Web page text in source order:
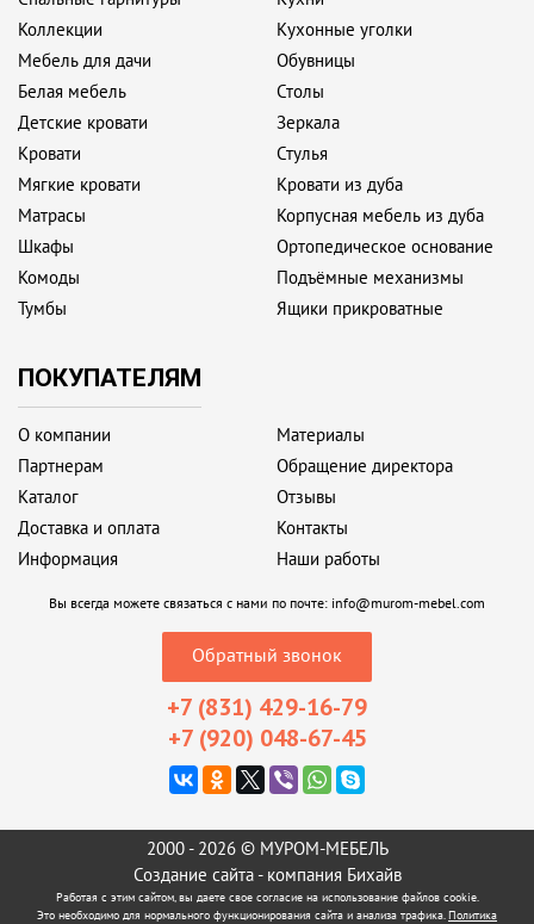
ПОКУПАТЕЛЯМ
О компании
Партнерам
Каталог
Доставка и оплата
Информация
Материалы
Обращение директора
Отзывы
Контакты
Наши работы
Коллекции
Мебель для дачи
Белая мебель
Детские кровати
Кровати
Мягкие кровати
Матрасы
Шкафы
Комоды
Тумбы
Кухонные уголки
Обувницы
Столы
Зеркала
Стулья
Кровати из дуба
Корпусная мебель из дуба
Ортопедическое основание
Подъёмные механизмы
Ящики прикроватные
Вы всегда можете связаться с нами по почте: info@murom-mebel.com
Обратный звонок
+7 (831) 429-16-79
+7 (920) 048-67-45
2000 - 2026 © МУРОМ-МЕБЕЛЬ
Создание сайта- компания Бихайв
Работая с этим сайтом, вы даете свое согласие на использование файлов cookie.
Это необходимо для нормального функционирования сайта и анализа трафика.Политика